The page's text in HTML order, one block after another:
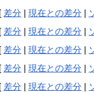
差分 |現在との差分 |
差分 |現在との差分 |
差分 |現在との差分 |
差分 |現在との差分 |
差分 |現在との差分 |